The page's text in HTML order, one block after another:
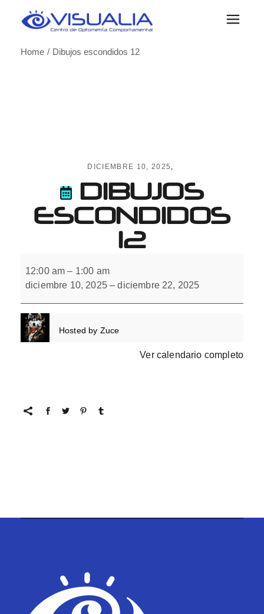
Home
Dibujos escondidos 12
DICIEMBRE 10, 2025
DIBUJOS
ESCONDIDOS
12
escondidos
12
12:00 am – 1:00 am
diciembre 10, 2025 –diciembre 22, 2025
Hosted by Zuce
Ver calendario completo